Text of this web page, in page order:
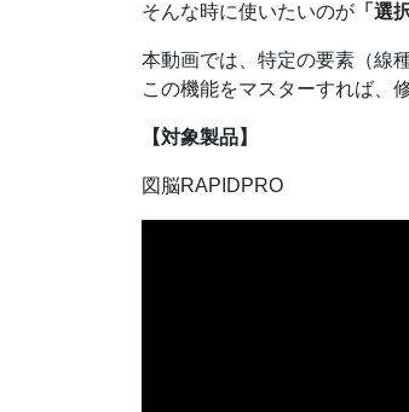
そんな時に使いたいのが 「選
本動画では、特定の要素（線
この機能をマスターすれば、
【対象製品】
図脳RAPIDPRO